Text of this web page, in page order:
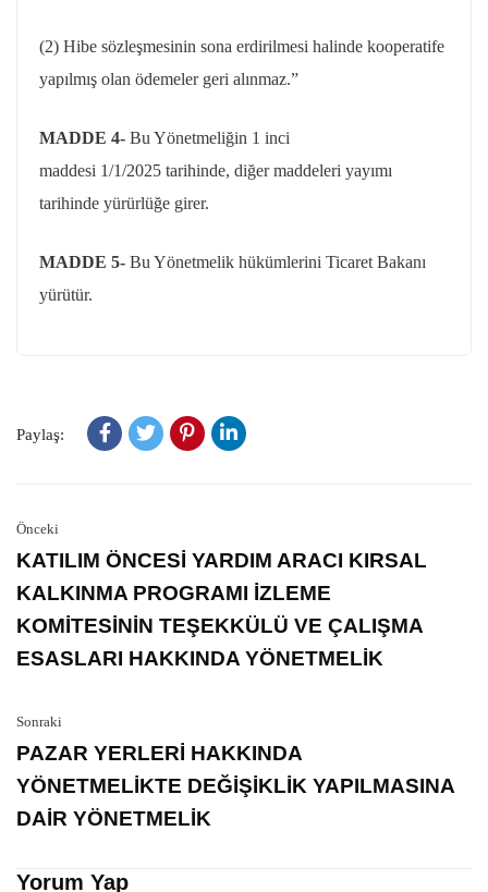
(2) Hibe sözleşmesinin sona erdirilmesi halinde kooperatife
yapılmış olan ödemeler geri alınmaz.”
MADDE 4- Bu Yönetmeliğin 1 inci
maddesi 1/1/2025 tarihinde, diğer maddeleri yayımı
tarihinde yürürlüğe girer.
MADDE 5- Bu Yönetmelik hükümlerini Ticaret Bakanı
yürütür.
Paylaş:
Önceki
KATILIM ÖNCESİ YARDIM ARACI KIRSAL
KALKINMA PROGRAMI İZLEME
KOMİTESİNİN TEŞEKKÜLÜ VE ÇALIŞMA
ESASLARI HAKKINDA YÖNETMELİK
Sonraki
PAZAR YERLERİ HAKKINDA
YÖNETMELİKTE DEĞİŞİKLİK YAPILMASINA
DAİR YÖNETMELİK
Yorum Yap